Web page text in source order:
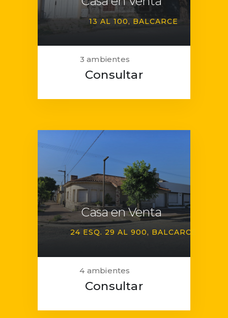
13 AL 100 BALCARCE
3 ambientes
Consultar
Casa en Venta
24 ESQ. 29 AL 900 BALCARCE
4 ambientes
Consultar